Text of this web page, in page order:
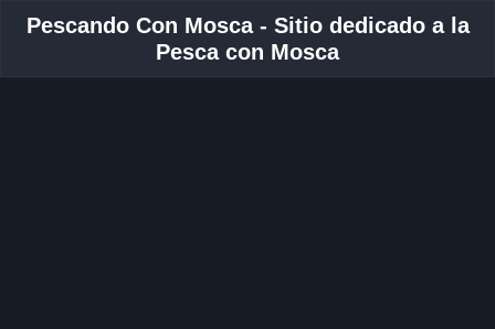
Pescando Con Mosca - Sitio dedicado a la
Pesca con Mosca